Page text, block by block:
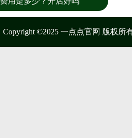
Copyright ©2025 一点点官网 版权所